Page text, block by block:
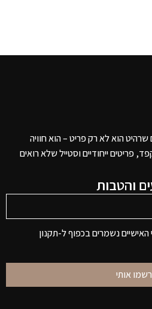
הוא לא רק פריט – הוא חוויה
פריטים ייחודיים וסטייל שלא רואים
והטבות
נשמרים בכפוף ל-תקנון
רשמו אותי